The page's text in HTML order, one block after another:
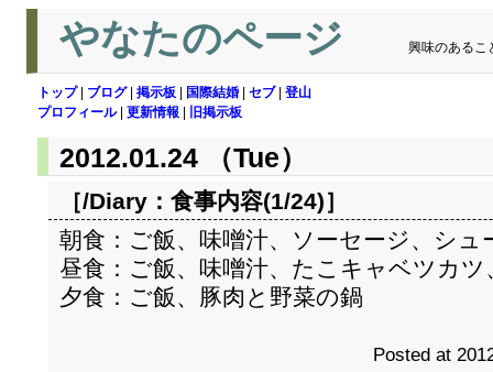
やなたのページ 興味のあるこ
トップ| ブログ| 掲示板 国際結婚 セブ| 登山
プロフィール| 更新情報 旧掲示板
2012.01.24 （Tue）
［/Diary： 食事内容(1/24)］
朝食：ご飯、味噌汁、ソーセージ、シュ
昼食：ご飯、味噌汁、たこキャベツカツ
夕食：ご飯、豚肉と野菜の鍋
Posted at